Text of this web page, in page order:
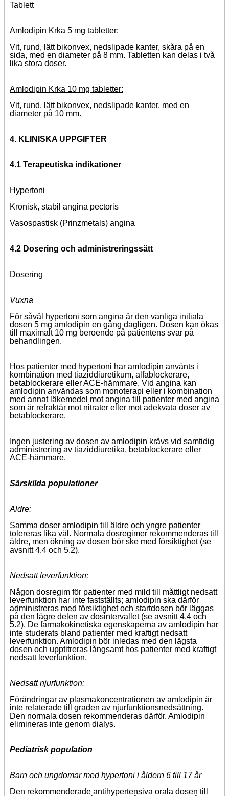
Tablett
Amlodipin Krka 5 mg tabletter:
Vit, rund, lätt bikonvex, nedslipade kanter, skåra på en
sida, med en diameter på 8 mm. Tabletten kan delas i två
lika stora doser.
Amlodipin Krka 10 mg tabletter:
Vit, rund, lätt bikonvex, nedslipade kanter, med en
diameter på 10 mm.
4. KLINISKA UPPGIFTER
4.1 Terapeutiska indikationer
Hypertoni
Kronisk, stabil angina pectoris
Vasospastisk (Prinzmetals) angina
4.2 Dosering och administreringssätt
Dosering
Vuxna
För såväl hypertoni som angina är den vanliga initiala
dosen 5 mg amlodipin en gång dagligen. Dosen kan ökas
till maximalt 10 mg beroende på patientens svar på
behandlingen.
Hos patienter med hypertoni har amlodipin använts i
kombination med tiaziddiuretikum, alfablockerare,
betablockerare eller ACE-hämmare. Vid angina kan
amlodipin användas som monoterapi eller i kombination
med annat läkemedel mot angina till patienter med angina
som är refraktär mot nitrater eller mot adekvata doser av
betablockerare.
Ingen justering av dosen av amlodipin krävs vid samtidig
administrering av tiaziddiuretika, betablockerare eller
ACE-hämmare.
Särskilda populationer
Äldre:
Samma doser amlodipin till äldre och yngre patienter
tolereras lika väl. Normala dosregimer rekommenderas till
äldre, men ökning av dosen bör ske med försiktighet (se
avsnitt 4.4 och 5.2).
Nedsatt leverfunktion:
Någon dosregim för patienter med mild till måttligt nedsatt
leverfunktion har inte fastställts; amlodipin ska därför
administreras med försiktighet och startdosen bör läggas
på den lägre delen av dosintervallet (se avsnitt 4.4 och
5.2). De farmakokinetiska egenskaperna av amlodipin har
inte studerats bland patienter med kraftigt nedsatt
leverfunktion. Amlodipin bör inledas med den lägsta
dosen och upptitreras långsamt hos patienter med kraftigt
nedsatt leverfunktion.
Nedsatt njurfunktion:
Förändringar av plasmakoncentrationen av amlodipin är
inte relaterade till graden av njurfunktionsnedsättning.
Den normala dosen rekommenderas därför. Amlodipin
elimineras inte genom dialys.
Pediatrisk population
Barn och ungdomar med hypertoni i åldern 6 till 17 år
Den rekommenderade antihypertensiva orala dosen till